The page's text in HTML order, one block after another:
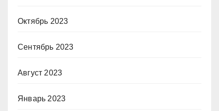
Октябрь 2023
Сентябрь 2023
Август 2023
Январь 2023